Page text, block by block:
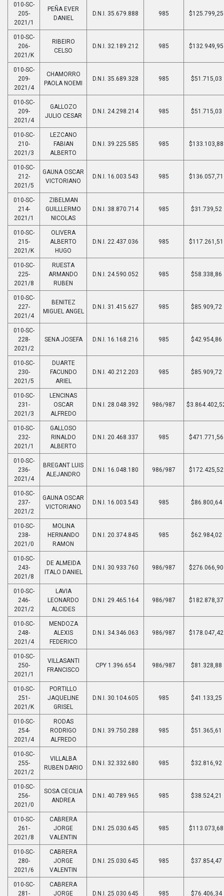
010-SC-
205-
2021/1
PEÑA EVER
DANIEL
D.N.I. 35.679.888 985 $125.799,25
010-SC-
206-
2021/K
RIBEIRO
CELSO
D.N.I. 32.189.212 985 $132.949,95
010-SC-
209-
2021/4
CHAMORRO
PAOLA NOEMI
D.N.I. 35.689.328 985 $51.715,03
010-SC-
209-
2021/4
GALLOZO
JULIO CESAR
D.N.I. 24.298.214 985 $51.715,03
010-SC-
210-
2021/3
LEZCANO
FABIAN
ALBERTO
D.N.I. 39.225.585 985 $133.103,88
010-SC-
212-
2021/5
GAUNA OSCAR
VICTORIANO
D.N.I. 16.003.543 985 $136.057,71
010-SC-
214-
2021/1
ZIBELMAN
GUILLLERMO
NICOLAS
D.N.I. 38.870.714 985 $31.739,52
010-SC-
215-
2021/K
OLIVERA
ALBERTO
HUGO
D.N.I. 22.437.036 985 $117.261,51
010-SC-
225-
2021/8
RUESTA
ARMANDO
RUBEN
D.N.I. 24.590.052 985 $58.338,86
010-SC-
227-
2021/4
BENITEZ
MIGUEL ANGEL
D.N.I. 31.415.627 985 $85.909,72
010-SC-
228-
2021/2
SENA JOSEFA D.N.I. 16.168.216 985 $42.954,86
010-SC-
230-
2021/5
DUARTE
FACUNDO
ARIEL
D.N.I. 40.212.203 985 $85.909,72
010-SC-
231-
2021/3
LENCINAS
OSCAR
ALFREDO
D.N.I. 28.048.392 986/987
010-SC-
232-
2021/1
GALLOSO
RINALDO
ALBERTO
D.N.I. 20.468.337 985 $471.771,56
010-SC-
236-
2021/4
BREGANT LUIS
ALEJANDRO
D.N.I. 16.048.180 986/987 $172.425,52
010-SC-
237-
2021/2
GAUNA OSCAR
VICTORIANO
D.N.I. 16.003.543 985 $86.800,64
010-SC-
238-
2021/0
MOLINA
HERNANDO
RAMON
D.N.I. 20.374.845 985 $62.984,02
010-SC-
243-
2021/8
DE ALMEIDA
ITALO DANIEL
D.N.I. 30.933.760 986/987 $276.066,90
010-SC-
246-
2021/2
LAVIA
LEONARDO
ALCIDES
D.N.I. 29.465.164 986/987 $182.878,37
010-SC-
248-
2021/4
MENDOZA
ALEXIS
FEDERICO
D.N.I. 34.346.063 986/987 $178.047,42
010-SC-
250-
2021/1
VILLASANTI
FRANCISCO
CPY 1.396.654 986/987 $81.328,88
010-SC-
251-
2021/K
PORTILLO
JAQUELINE
GRISEL
D.N.I. 30.104.605 985 $41.133,25
010-SC-
254-
2021/4
RODAS
RODRIGO
ALFREDO
D.N.I. 39.750.288 985 $51.365,61
010-SC-
255-
2021/2
VILLALBA
RUBEN DARIO
D.N.I. 32.332.680 985 $32.816,92
010-SC-
256-
2021/0
SOSA CECILIA
ANDREA
D.N.I. 40.789.965 985 $38.524,21
010-SC-
261-
2021/8
CABRERA
JORGE
VALENTIN
D.N.I. 25.030.645 985 $113.073,68
010-SC-
280-
2021/6
CABRERA
JORGE
VALENTIN
D.N.I. 25.030.645 985 $37.854,47
010-SC-
281-
CABRERA
JORGE
D.N.I. 25.030.645 985 $76.406,34